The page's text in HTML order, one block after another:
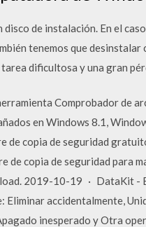
de instalación. En el
tenemos que
dificultosa y una gran
Comprobador de
en Windows 8.1,
de copia de seguridad
de copia de seguridad para
2019-10-19 · DataKit -
Eliminar accidentalmente,
inesperado y Otra